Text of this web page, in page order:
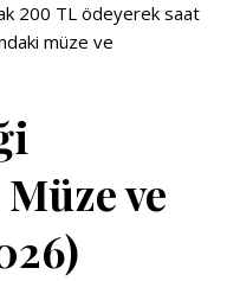
200 TL ödeyerek saat
müze ve
ve